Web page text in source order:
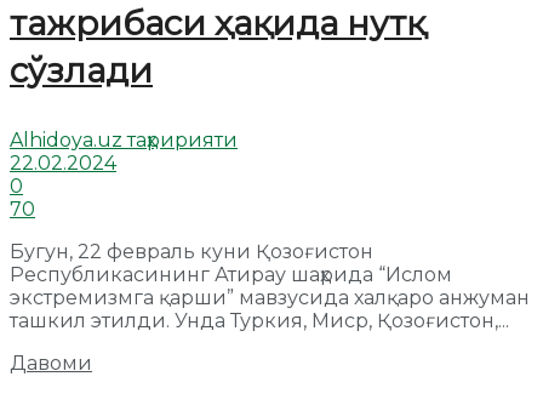
тажрибаси ҳақида нутқ
сўзлади
Alhidoya.uz таҳририяти
22.02.2024
0
70
Бугун, 22 февраль куни Қозоғистон
Республикасининг Атирау шаҳрида “Ислом
экстремизмга қарши” мавзусида халқаро анжуман
ташкил этилди. Унда Туркия, Миср, Қозоғистон,...
Давоми